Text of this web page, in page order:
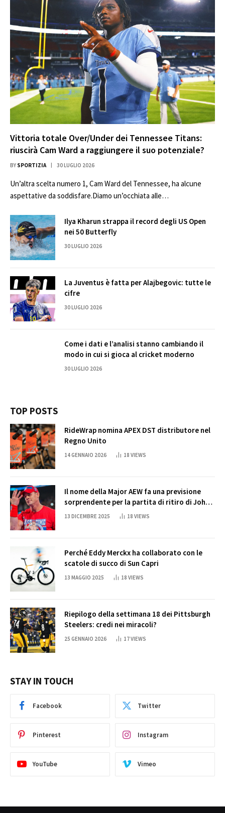
Vittoria totale Over/Under dei Tennessee Titans:
riuscirà Cam Ward a raggiungere il suo potenziale?
BY SPORTIZIA 30 LUGLIO 2026
Un’altra scelta numero 1, Cam Ward del Tennessee, ha alcune
aspettative da soddisfare.Diamo un’occhiata alle…
Ilya Kharun strappa il record degli US Open
nei 50 Butterfly
30 LUGLIO 2026
La Juventus è fatta per Alajbegovic: tutte le
cifre
30 LUGLIO 2026
Come i dati e l’analisi stanno cambiando il
modo in cui si gioca al cricket moderno
30 LUGLIO 2026
TOP POSTS
RideWrap nomina APEX DST distributore nel
Regno Unito
14 GENNAIO 2026 18 VIEWS
Il nome della Major AEW fa una previsione
sorprendente per la partita di ritiro di John
Cena
13 DICEMBRE 2025 18 VIEWS
Perché Eddy Merckx ha collaborato con le
scatole di succo di Sun Capri
13 MAGGIO 2025 18 VIEWS
Riepilogo della settimana 18 dei Pittsburgh
Steelers: credi nei miracoli?
25 GENNAIO 2026 17VIEWS
STAY IN TOUCH
Facebook Twitter
Pinterest Instagram
YouTube Vimeo